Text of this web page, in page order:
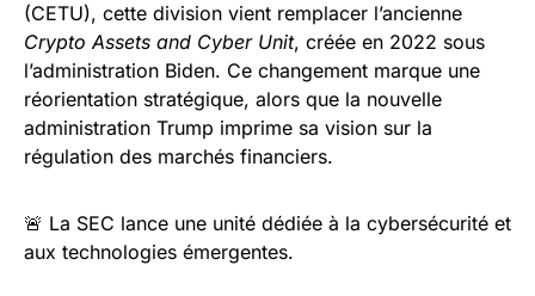
(CETU), cette division vient remplacer l’ancienne
Crypto Assets and Cyber Unit, créée en 2022 sous
l’administration Biden. Ce changement marque une
réorientation stratégique, alors que la nouvelle
administration Trump imprime sa vision sur la
régulation des marchés financiers.
🚨 La SEC lance une unité dédiée à la cybersécurité et
aux technologies émergentes.